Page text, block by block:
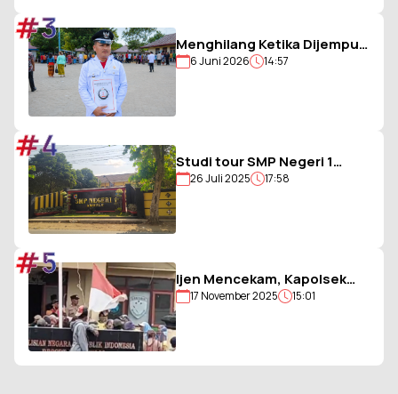
Menghilang Ketika Dijemput
Paksa Polisi, Kades Balohao
6 Juni 2026 14:57
#3
Studi tour SMP Negeri 1
Ambulu Gagal, Uang Iuran
26 Juli 2025 17:58
#4
Ijen Mencekam, Kapolsek
Sempol Disandera, Bendera
17 November 2025 15:01
#5